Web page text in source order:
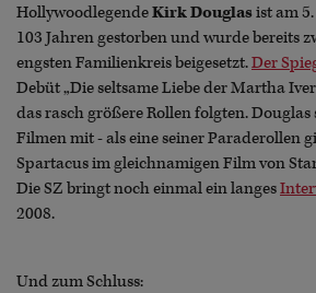
HollywoodlegendeKirk Douglasist am
103 Jahren gestorben und wurde bereits
engsten Familienkreis beigesetzt.Der
Debüt „Die seltsame Liebe der Martha
das rasch größere Rollen folgten. Douglas
Filmen mit - als eine seiner Paraderollen
Spartacus im gleichnamigen Film von
Die SZ bringt noch einmal ein langes
2008.
Und zum Schluss: